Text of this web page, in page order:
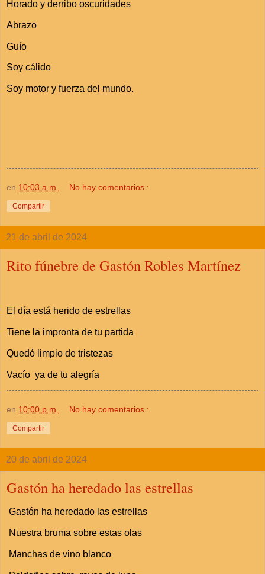
Horado y derribo oscuridades
Abrazo
Guío
Soy cálido
Soy motor y fuerza del mundo.
en 10:03 a.m. No hay comentarios.:
Compartir
21 de abril de 2024
Rito fúnebre de Gastón Robles Martínez
El día está herido de estrellas
Tiene la impronta de tu partida
Quedó limpio de tristezas
Vacío ya de tu alegría
en 10:00 p.m. No hay comentarios.:
Compartir
20 de abril de 2024
Gastón ha heredado las estrellas
Gastón ha heredado las estrellas
Nuestra bruma sobre estas olas
Manchas de vino blanco